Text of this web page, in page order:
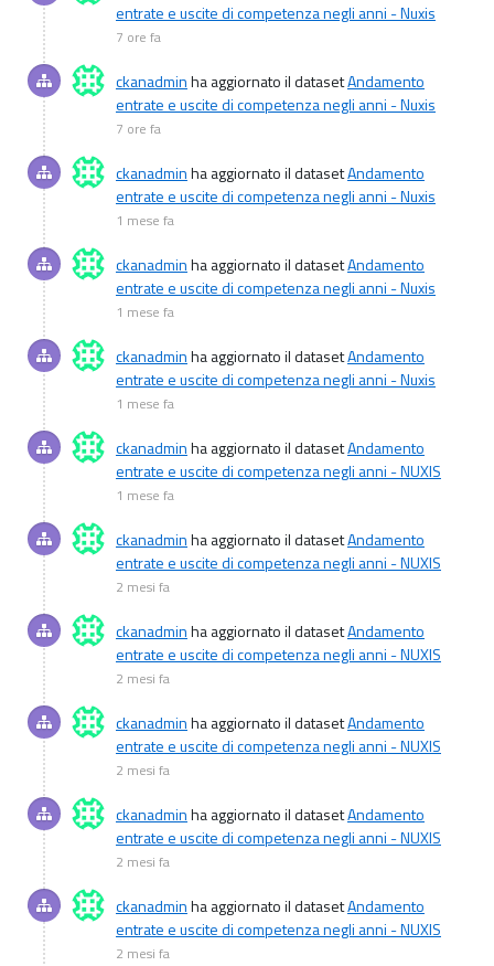
entrate e uscite di competenza negli anni - Nuxis
7 ore fa
ckanadminha aggiornato il datasetAndamento
entrate e uscite di competenza negli anni - Nuxis
7 ore fa
ckanadminha aggiornato il datasetAndamento
entrate e uscite di competenza negli anni - Nuxis
1 mese fa
ckanadminha aggiornato il datasetAndamento
entrate e uscite di competenza negli anni - Nuxis
1 mese fa
ckanadminha aggiornato il datasetAndamento
entrate e uscite di competenza negli anni - Nuxis
1 mese fa
ckanadminha aggiornato il datasetAndamento
entrate e uscite di competenza negli anni - NUXIS
1 mese fa
ckanadminha aggiornato il datasetAndamento
entrate e uscite di competenza negli anni - NUXIS
2 mesi fa
ckanadminha aggiornato il datasetAndamento
entrate e uscite di competenza negli anni - NUXIS
2 mesi fa
ckanadminha aggiornato il datasetAndamento
entrate e uscite di competenza negli anni - NUXIS
2 mesi fa
ckanadminha aggiornato il datasetAndamento
entrate e uscite di competenza negli anni - NUXIS
2 mesi fa
ckanadminha aggiornato il datasetAndamento
entrate e uscite di competenza negli anni - NUXIS
2 mesi fa